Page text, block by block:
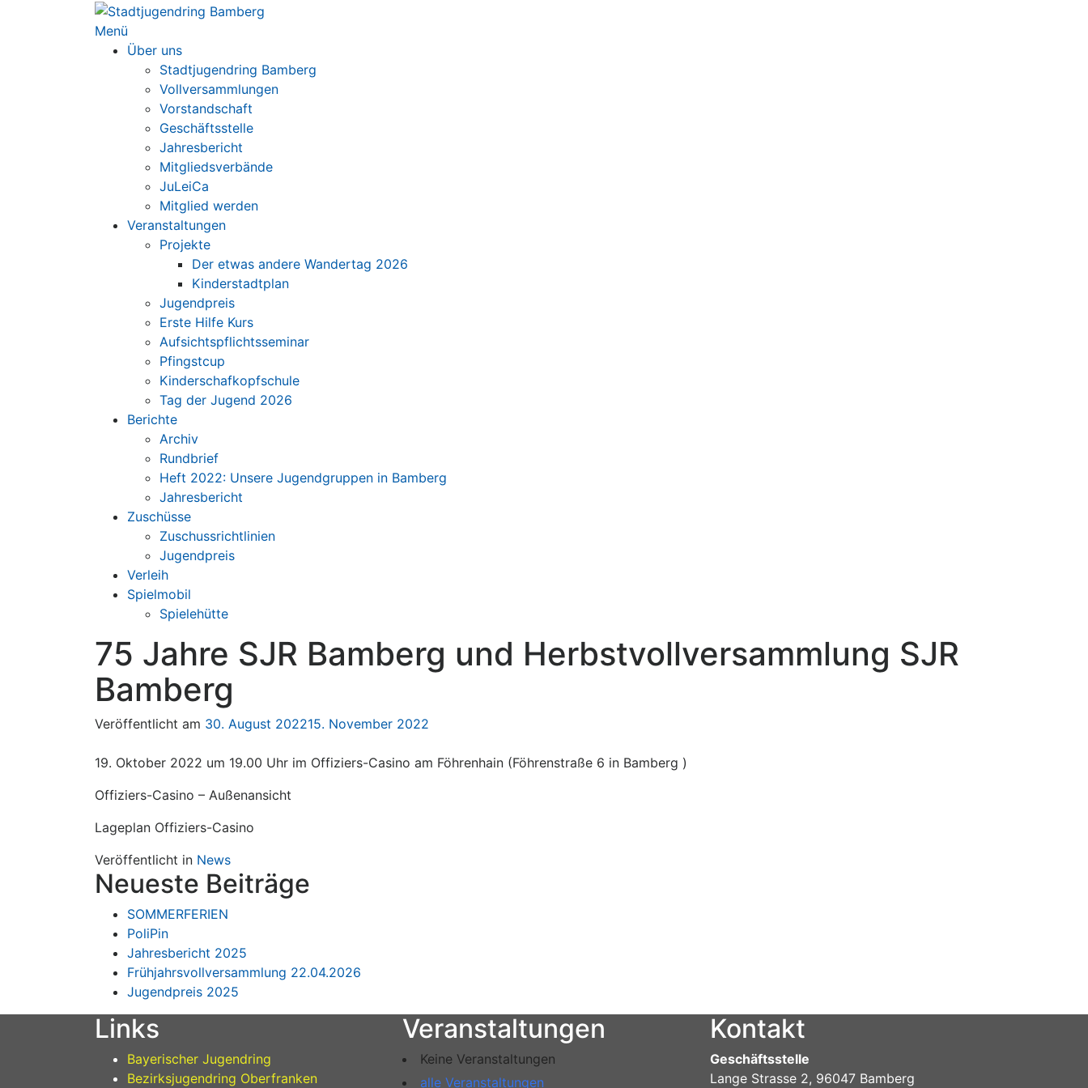
Menü
Über uns
Stadtjugendring Bamberg
Vollversammlungen
Vorstandschaft
Geschäftsstelle
Jahresbericht
Mitgliedsverbände
JuLeiCa
Mitglied werden
Veranstaltungen
Projekte
Der etwas andere Wandertag 2026
Kinderstadtplan
Jugendpreis
Erste Hilfe Kurs
Aufsichtspflichtsseminar
Pfingstcup
Kinderschafkopfschule
Tag der Jugend 2026
Berichte
Archiv
Rundbrief
Heft 2022: Unsere Jugendgruppen in Bamberg
Jahresbericht
Zuschüsse
Zuschussrichtlinien
Jugendpreis
Verleih
Spielmobil
Spielehütte
75 Jahre SJR Bamberg und Herbstvollversammlung SJR
Bamberg
Veröffentlicht am 30. August 202215. November 2022
19. Oktober 2022 um 19.00 Uhr im Offiziers-Casino am Föhrenhain (Föhrenstraße 6 in Bamberg )
Offiziers-Casino – Außenansicht
Lageplan Offiziers-Casino
Veröffentlicht in News
Neueste Beiträge
SOMMERFERIEN
PoliPin
Jahresbericht 2025
Frühjahrsvollversammlung 22.04.2026
Jugendpreis 2025
Links
Bayerischer Jugendring
Bezirksjugendring Oberfranken
Veranstaltungen
Keine Veranstaltungen
alle Veranstaltungen
Kontakt
Geschäftsstelle
Lange Strasse 2, 96047 Bamberg